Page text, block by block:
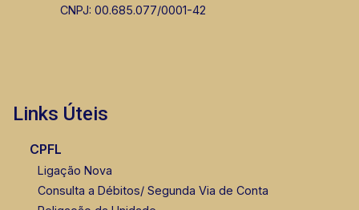
CNPJ: 00.685.077/0001-42
Links Úteis
CPFL
Ligação Nova
Consulta a Débitos/ Segunda Via de Conta